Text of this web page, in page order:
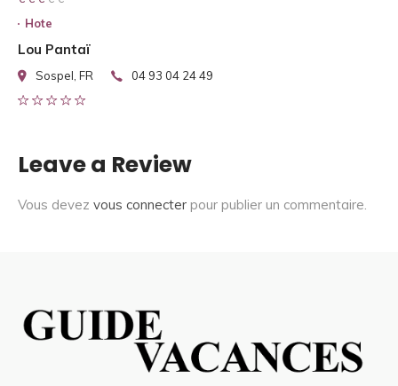
Hote
Lou Pantaï
Sospel, FR 04 93 04 24 49
Leave a Review
Vous devez vous connecter pour publier un commentaire.